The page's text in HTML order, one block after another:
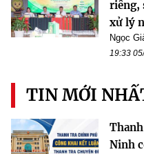
riêng,
xử lý
Ngọc
19:33
TIN MỚI
Ninh